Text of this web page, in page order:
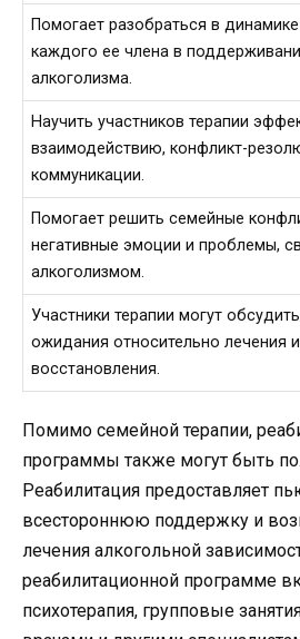
Помогает разобраться в
каждого ее члена в
алкоголизма.
Научить участников терапии
взаимодействию, конфликт-
коммуникации.
Помогает решить семейные
негативные эмоции и проблемы,
алкоголизмом.
Участники терапии могут
ожидания относительно лечения
восстановления.
Помимо семейной терапии,
программы также могут быть
Реабилитация предоставляет
всестороннюю поддержку и
лечения алкогольной
реабилитационной программе
психотерапия, групповые